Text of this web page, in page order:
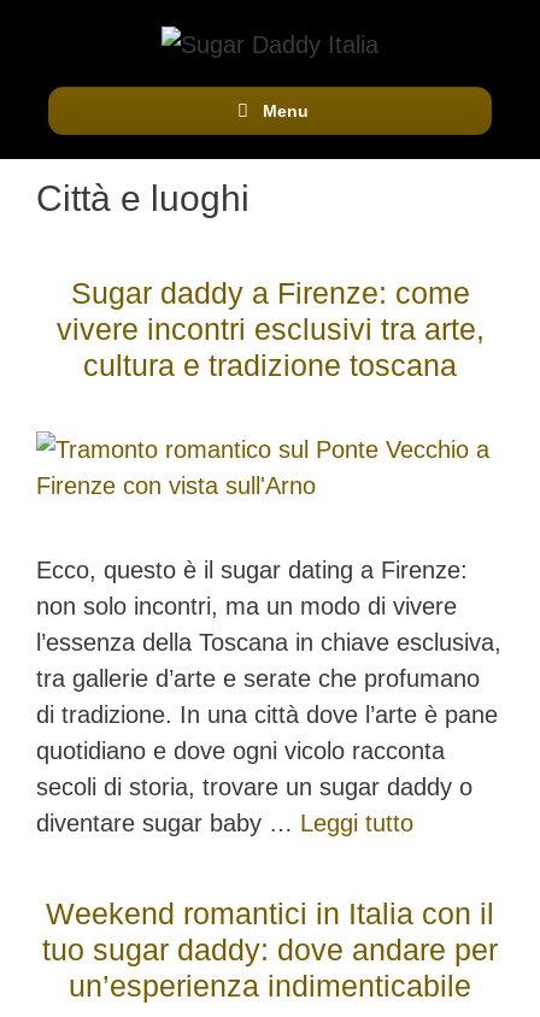
contenuto
Menu
Città e luoghi
Sugar daddy a Firenze: come
vivere incontri esclusivi tra arte,
cultura e tradizione toscana
Ecco, questo è il sugar dating a Firenze:
non solo incontri, ma un modo di vivere
l’essenza della Toscana in chiave esclusiva,
tra gallerie d’arte e serate che profumano
di tradizione. In una città dove l’arte è pane
quotidiano e dove ogni vicolo racconta
secoli di storia, trovare un sugar daddy o
diventare sugar baby … Leggi tutto
Weekend romantici in Italia con il
tuo sugar daddy: dove andare per
un’esperienza indimenticabile